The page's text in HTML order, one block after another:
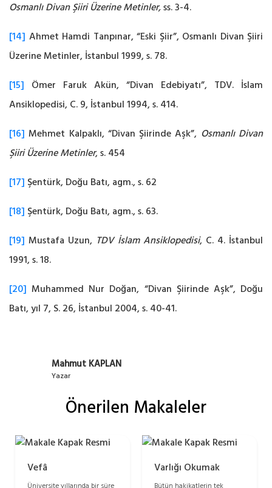
Osmanlı Divan Şiiri Üzerine Metinler,ss. 3-4.‎
[14] Ahmet Hamdi Tanpınar, “Eski Şiir”, Osmanlı Divan Şiiri
Üzerine Metinler, İstanbul 1999, s. 78.‎
[15] Ömer Faruk Akün, “Divan Edebiyatı”, TDV. İslam
Ansiklopedisi, C. 9, İstanbul 1994, s. 414.‎
[16] Mehmet Kalpaklı, “Divan Şiirinde Aşk”, Osmanlı Divan
Şiiri Üzerine Metinler, s. 454‎
[17] Şentürk, Doğu Batı, agm., s. 62‎
[18] Şentürk, Doğu Batı, agm., s. 63.
[19] Mustafa Uzun, TDV İslam Ansiklopedisi, C. 4. İstanbul
1991, s. 18.‎
[20] Muhammed Nur Doğan, “Divan Şiirinde Aşk”, Doğu
Batı, yıl 7, S. 26, İstanbul 2004, s. 40-41.‎
Mahmut KAPLAN
Yazar
Önerilen Makaleler
Vefâ
Üniversite yıllarında bir süre
Varlığı Okumak
Bütün hakikatlerin tek